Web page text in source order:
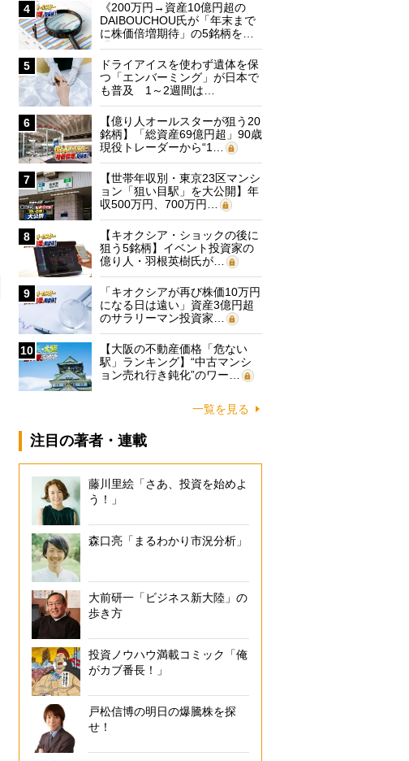
4
《200万円→資産10億円超の
DAIBOUCHOU氏が「年末まで
に株価倍増期待」の5銘柄を…
5
ドライアイスを使わず遺体を保
つ「エンバーミング」が日本で
も普及 1～2週間は…
6
【億り人オールスターが狙う20
銘柄】「総資産69億円超」90歳
現役トレーダーから“1…
7
【世帯年収別・東京23区マンシ
ョン「狙い目駅」を大公開】年
収500万円、700万円…
8
【キオクシア・ショックの後に
狙う5銘柄】イベント投資家の
億り人・羽根英樹氏が…
9
「キオクシアが再び株価10万円
になる日は遠い」資産3億円超
のサラリーマン投資家…
10
【大阪の不動産価格「危ない
駅」ランキング】“中古マンシ
ョン売れ行き鈍化”のワー…
一覧を見る
注目の著者・連載
藤川里絵「さあ、投資を始めよ
う！」
森口亮「まるわかり市況分析」
大前研一「ビジネス新大陸」の
歩き方
投資ノウハウ満載コミック「俺
がカブ番長！」
戸松信博の明日の爆騰株を探
せ！